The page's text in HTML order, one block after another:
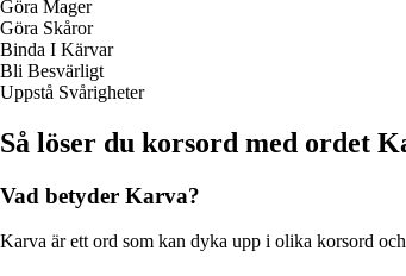
Göra Mager
Göra Skåror
Binda I Kärvar
Bli Besvärligt
Uppstå Svårigheter
Så löser du korsord med ordet
Vad betyder Karva?
Karva är ett ord som kan dyka upp i olika korsord